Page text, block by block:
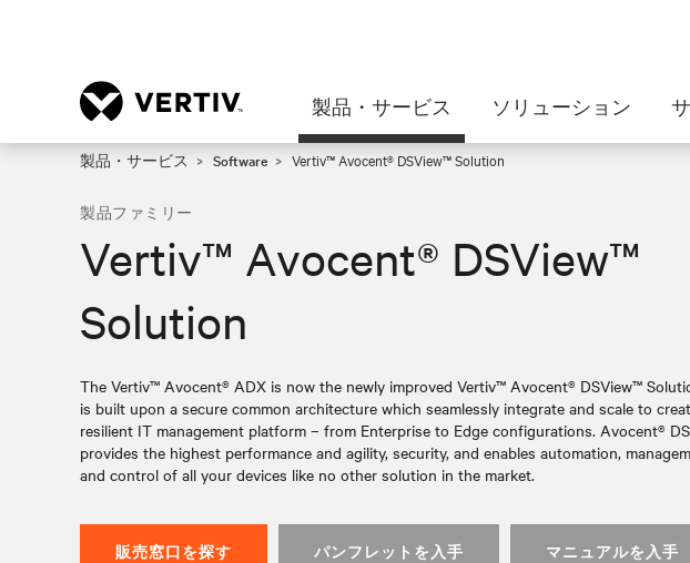
製品・サービス ソリューション
製品・サービス Software Vertiv™ Avocent® DSView™ Solution
製品ファミリー
Vertiv™ Avocent® DSView™
Solution
The Vertiv™ Avocent® ADX is now the newly improved Vertiv™ Avocent® DSView™
is built upon a secure common architecture which seamlessly integrate and scale to
resilient IT management platform – from Enterprise to Edge configurations. Avocent®
provides the highest performance and agility, security, and enables automation,
and control of all your devices like no other solution in the market.
販売窓口を探す パンフレットを入手 マニュアルを入手